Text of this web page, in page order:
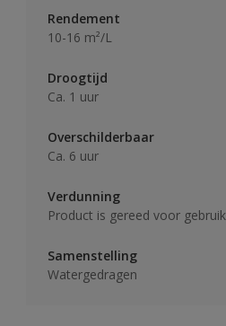
Rendement
10-16 m²/L
Droogtijd
Ca. 1 uur
Overschilderbaar
Ca. 6 uur
Verdunning
Product is gereed voor gebruik
Samenstelling
Watergedragen